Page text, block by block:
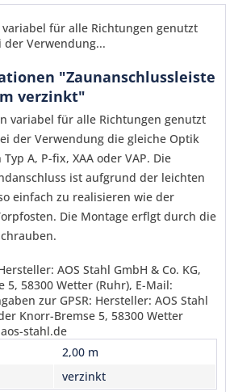
zu. *
Felder sind Pflichtfelder.
für alle Richtungen genutzt
Verwendung...
"Zaunanschlussleiste
verzinkt"
variabel für alle Richtungen genutzt
der Verwendung die gleiche Optik
A, P-fix, XAA oder VAP. Die
ist aufgrund der leichten
einfach zu realisieren wie der
Die Montage erflgt durch die
AOS Stahl GmbH & Co. KG,
5, 58300 Wetter (Ruhr), E-Mail:
zur GPSR: Hersteller: AOS Stahl
Knorr-Bremse 5, 58300 Wetter
stahl.de
2,00 m
verzinkt